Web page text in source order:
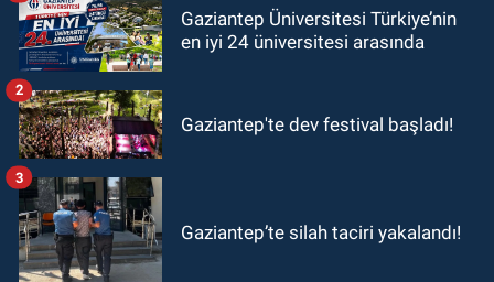
Gaziantep Üniversitesi Türkiye’nin
en iyi 24 üniversitesi arasında
Gaziantep'te dev festival başladı!
2
Gaziantep’te silah taciri yakalandı!
3